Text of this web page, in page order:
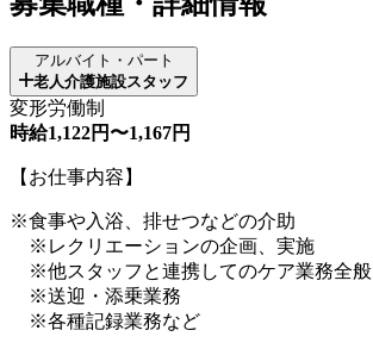
アルバイト・パート
老人介護施設スタッフ
変形労働制
時給1,122円〜1,167円
【お仕事内容】
※食事や入浴、排せつなどの介助
※レクリエーションの企画、実施
※他スタッフと連携してのケア業務全般
※送迎・添乗業務
※各種記録業務など